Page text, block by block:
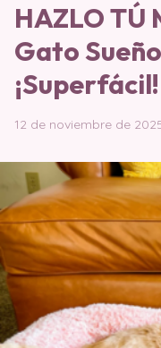
HAZLO TÚ
Gato
12 de noviembre de